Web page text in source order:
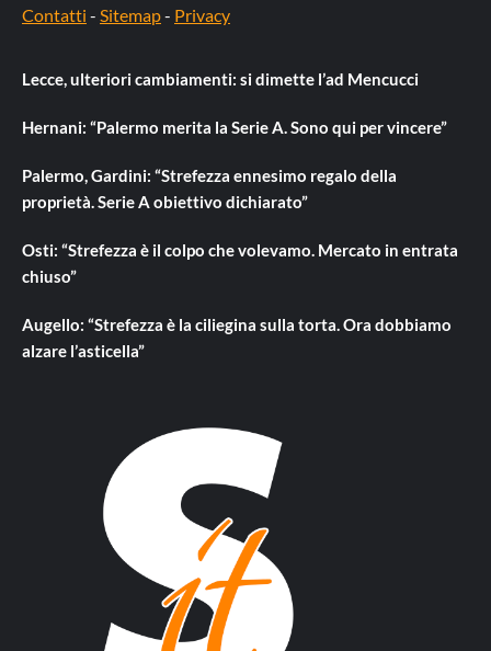
Contatti - Sitemap- Privacy
Lecce, ulteriori cambiamenti: si dimette l’ad Mencucci
Hernani: “Palermo merita la Serie A. Sono qui per vincere”
Palermo, Gardini: “Strefezza ennesimo regalo della
proprietà. Serie A obiettivo dichiarato”
Osti: “Strefezza è il colpo che volevamo. Mercato in entrata
chiuso”
Augello: “Strefezza è la ciliegina sulla torta. Ora dobbiamo
alzare l’asticella”